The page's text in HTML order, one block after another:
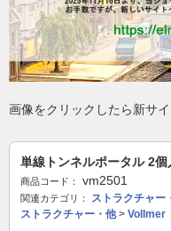
画像をクリックしたら新サイ
単線トンネルポータル 2
商品コード： vm2501
関連カテゴリ：
ストラクチャー
ストラクチャー・他> Vollmer